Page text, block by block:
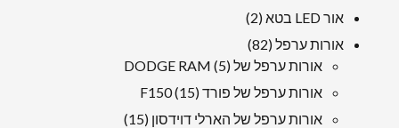
מוצרים
אור LED בטא 2
2
מוצרים
אורות ערפל 82
82
מוצריםאורות ערפל של DODGE RAM 5
5
מוצרים
אורות ערפל של פורד F150 15
15
מוצרים
אורות ערפל של הארלי דוידסון 15
15